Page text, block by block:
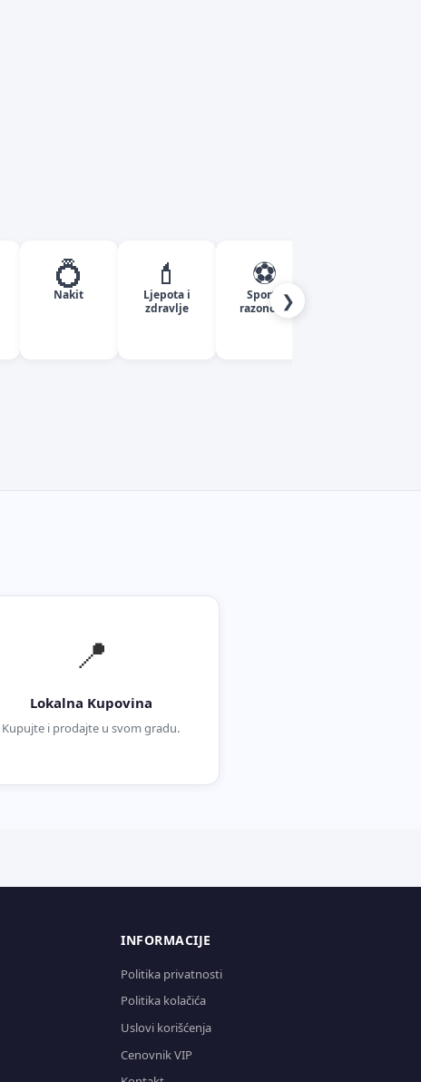
💍
Nakit
💄
Ljepota i
zdravlje
⚽
Sport i
razonoda❯
📍
Lokalna Kupovina
Kupujte i prodajte u svom gradu.
INFORMACIJE
Politika privatnosti
Politika kolačića
Uslovi korišćenja
Cenovnik VIP